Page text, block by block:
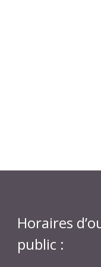
Horaires
public :